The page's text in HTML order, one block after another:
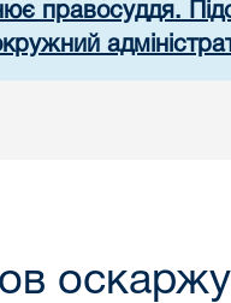
правосуддя.